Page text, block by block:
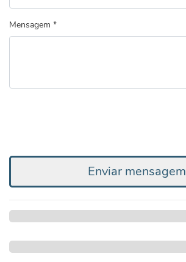
Mensagem *
Enviar mensagem